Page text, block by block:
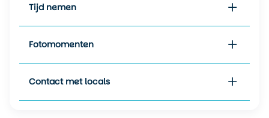
Tijd nemen
Fotomomenten
Contact met locals